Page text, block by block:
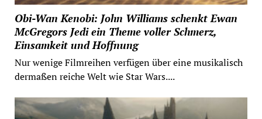
Obi-Wan Kenobi: John Williams schenkt Ewan
McGregors Jedi ein Theme voller Schmerz,
Einsamkeit und Hoffnung
Nur wenige Filmreihen verfügen über eine musikalisch
dermaßen reiche Welt wie Star Wars....